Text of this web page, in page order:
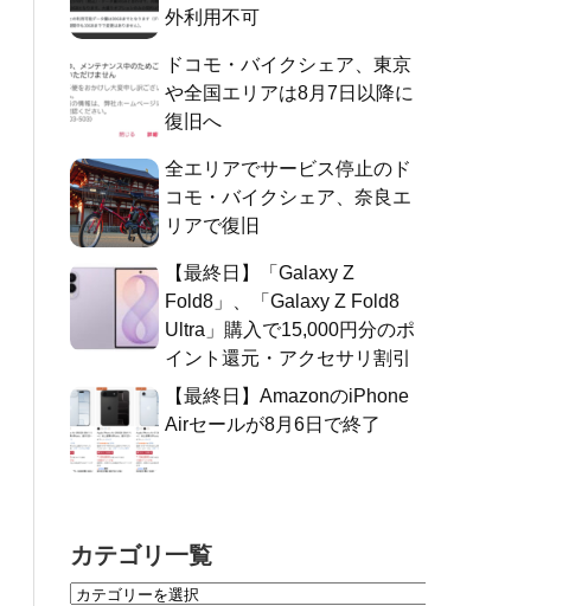
外利用不可
ドコモ・バイクシェア、東京
や全国エリアは8月7日以降に
復旧へ
全エリアでサービス停止のド
コモ・バイクシェア、奈良エ
リアで復旧
【最終日】「Galaxy Z
Fold8」、「Galaxy Z Fold8
Ultra」購入で15,000円分のポ
イント還元・アクセサリ割引
【最終日】AmazonのiPhone
Airセールが8月6日で終了
カテゴリ一覧